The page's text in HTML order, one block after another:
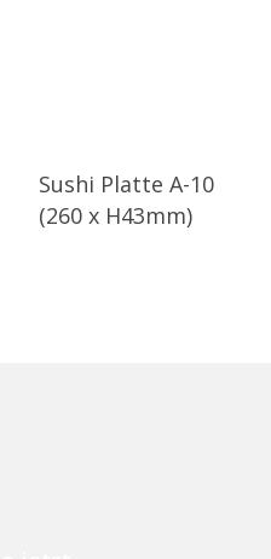
Sushi Platte A-10
(260 x H43mm)